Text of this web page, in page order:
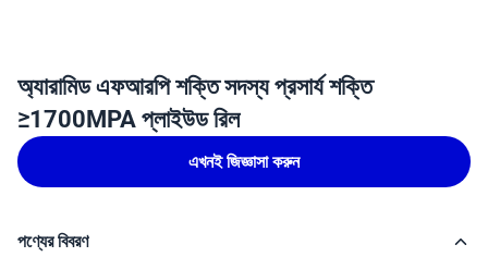
অ্যারামিড এফআরপি শক্তি সদস্য প্রসার্য শক্তি
≥1700MPA প্লাইউড রিল
এখনই জিজ্ঞাসা করুন
পণ্যের বিবরণ